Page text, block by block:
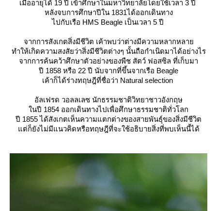
เมื่ออายุได้ 19 ปี เข้าศึกษาในมหาวิทยาลัยโดยใช้เวลา 3 ปี
หลังจบการศึกษาปีใน 1831ได้ออกเดินทาง
ไปกับเรือ HMS Beagle เป็นเวลา 5 ปี
จากการสังเกตสิ่งมีชีวิต เค้าพบว่าต่างมีความหลากหลา
ทำให้เกิดความสงสัยว่าสิ่งมีชีวิตต่างๆ นั้นถือกำเนิดมาได้อย่างไร
จากการค้นคว้าศึกษาตัวอย่างของพืช สัตว์ ฟอสซิล ที่เก็บมา
ปี 1858 หรือ 22 ปี นับจากที่ขึ้นจากเรือ Beagle
เค้าก็ได้ร่างทฤษฎีที่ชื่อว่า Natural selection
อัลเฟรด วอลลเลซ นักธรรมชาติวิทยาชาวอังกฤษ
นปี 1854 ออกเดินทางไปเพื่อศึกษาธรรมชาติทั่วโลก
ปี 1855 ได้สังเกตเห็นความแตกต่างของสายพันธุ์ของสิ่งมีชีวิต
ต่ก็ยังไม่มีแนวคิดหรือทฤษฎีที่จะใช้อธิบายสิ่งที่พบเห็นนี้ได้